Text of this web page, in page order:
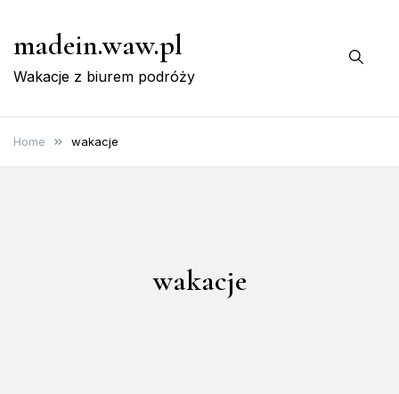
madein.waw.pl
Wakacje z biurem podróży
Home wakacje
wakacje